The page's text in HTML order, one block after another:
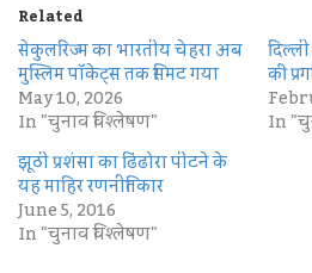
Related
सेकुलरिज्म का भारतीय चेहरा अब
मुस्लिम पॉकेट्स तक सिमट गया
May 10, 2026
In "चुनाव विश्लेषण"
की
In
झूठी प्रशंसा का ढिंढोरा पीटने के
यह माहिर रणनीतिकार
June 5, 2016
In "चुनाव विश्लेषण"